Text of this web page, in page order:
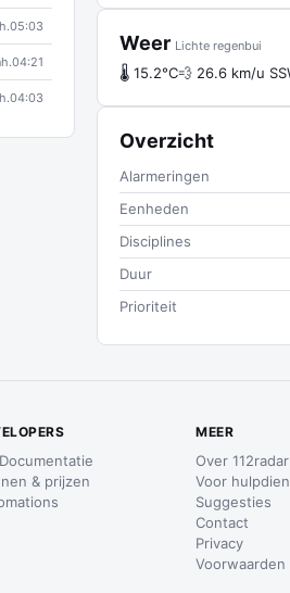
05:03
04:21
04:03
Weer Lichte regenbui
🌡 15.2°C💨 26.6 km/u
Overzicht
Alarmeringen
Eenheden
Disciplines
Duur
Prioriteit
& prijzen
MEER
Over 112radar
Voor
Suggesties
Contact
Privacy
Voorwaarden